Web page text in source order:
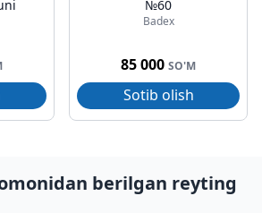
№60
Badex
85 000 SO'M
Sotib olish
berilgan reyting